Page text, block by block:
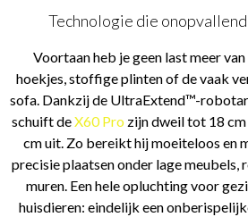
Technologie die
Voortaan heb je geen last meer
hoekjes, stoffige plinten of de vaak
sofa. Dankzij de UltraExtend™-
schuift deX60 Pro zijn dweil tot 18
cm uit. Zo bereikt hij moeiteloos en
precisie plaatsen onder lage meubels,
muren. Een hele opluchting voor
huisdieren: eindelijk een